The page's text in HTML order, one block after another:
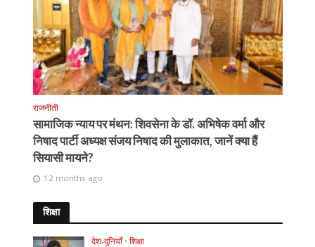
राजनीती
सामाजिक न्याय पर मंथन: शिवसेना के डॉ. अभिषेक वर्मा और
निषाद पार्टी अध्यक्ष संजय निषाद की मुलाकात, जानें क्या हैं
सियासी मायने?
12 months ago
शिक्षा
देश-दुनियाँ • शिक्षा